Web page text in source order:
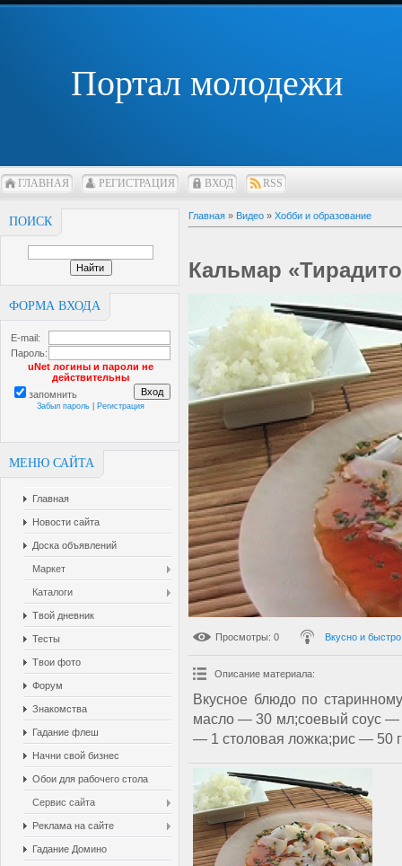
Портал молодежи
ГЛАВНАЯ РЕГИСТРАЦИЯ ВХОД RSS
ПОИСК
ФОРМА ВХОДА
E-mail:
Пароль:
uNet логины и пароли не
действительны
запомнить
Забыл пароль Регистрация
МЕНЮ САЙТА
Главная
Новости сайта
Доска объявлений
Маркет
Каталоги
Твой дневник
Тесты
Твои фото
Форум
Знакомства
Гадание флеш
Начни свой бизнес
Обои для рабочего стола
Сервис сайта
Реклама на сайте
Гадание Домино
Главная » Видео » Хобби и образование
Кальмар
Просмотры: 0 Вкусно и быстро
Описание материала:
Вкусное блюдо по
масло — 30 мл;соевый соус —
— 1 столовая ложка;рис — 50